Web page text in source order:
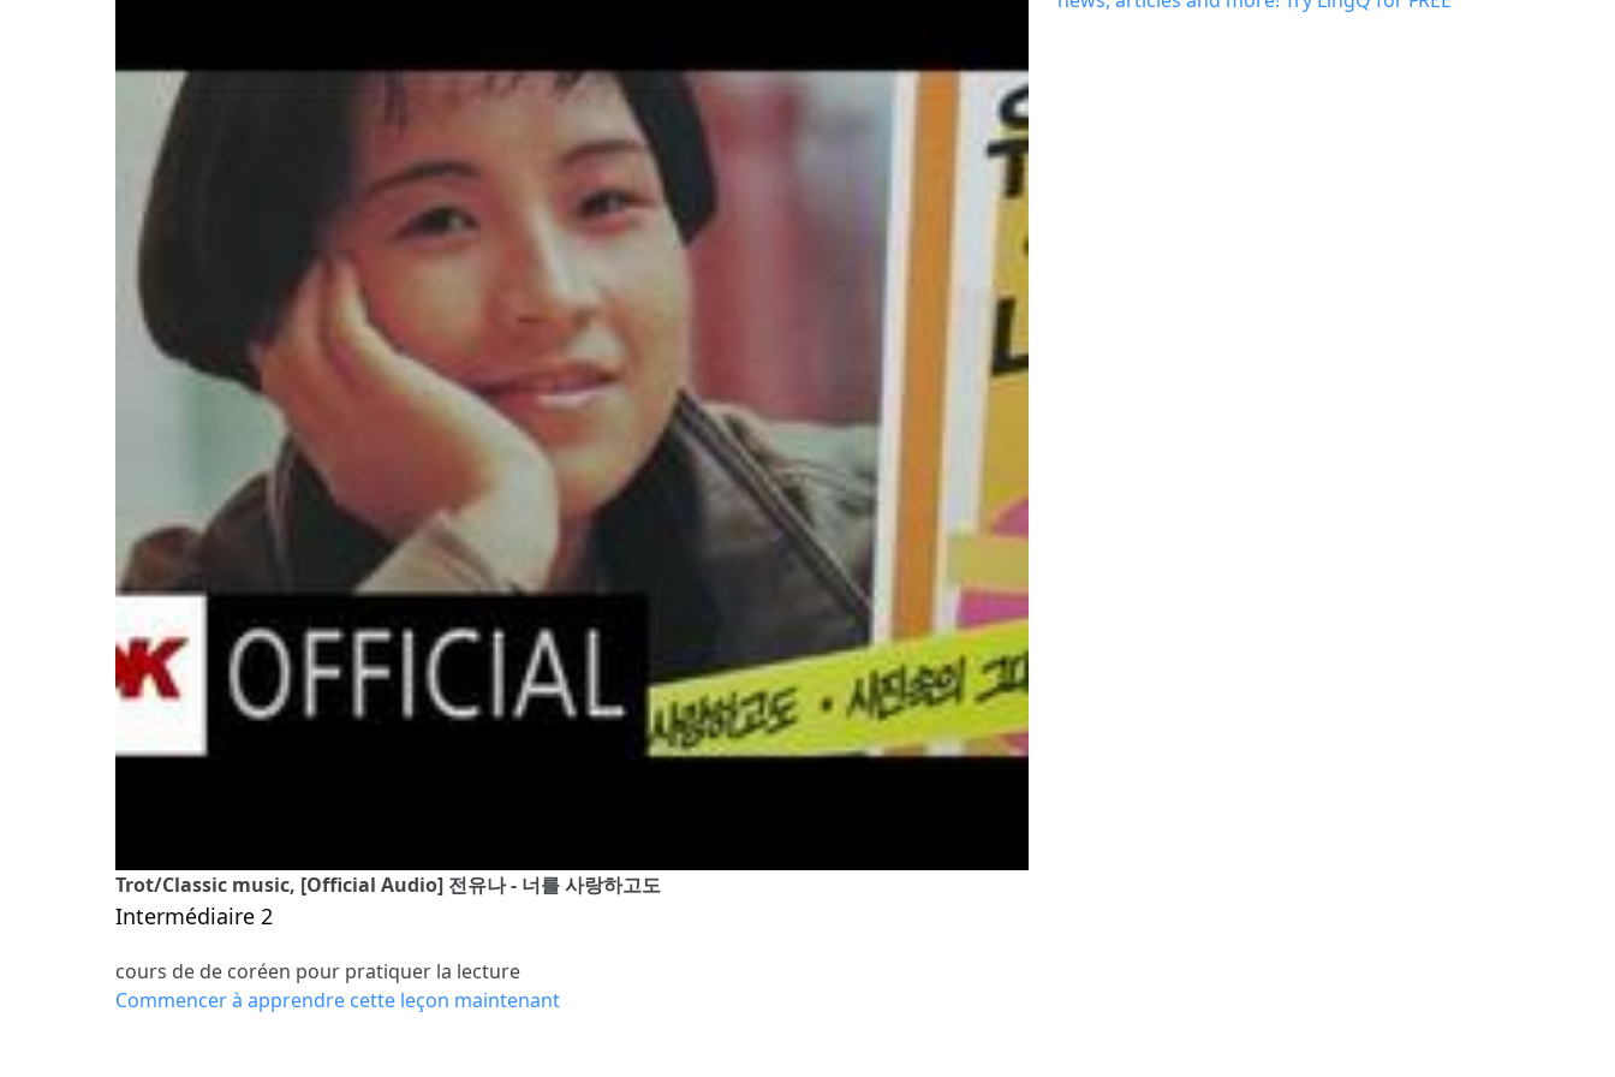
Trot/Classic music, [Official Audio] 전유나 - 너를 사랑하고도
Intermédiaire 2
cours de de coréen pour pratiquer la lecture
Commencer à apprendre cette leçon maintenant